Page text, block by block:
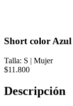
Short color
Talla: S | Mujer
$11.800
Descripción